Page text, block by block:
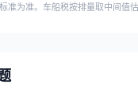
准为准。车船税按排量取中间值